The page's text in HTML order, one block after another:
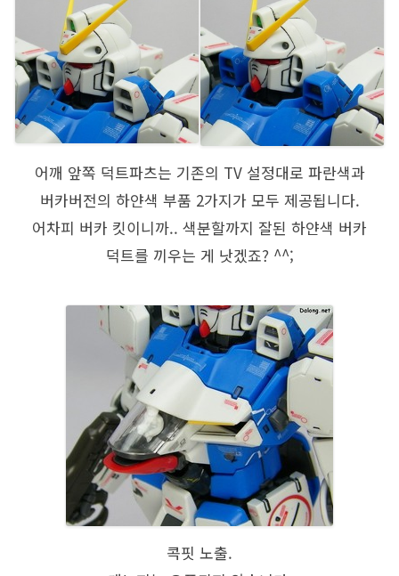
어깨 앞쪽 덕트파츠는 기존의 TV 설정대로 파란색과
버카버전의 하얀색 부품 2가지가 모두 제공됩니다.
어차피 버카 킷이니까.. 색분할까지 잘된 하얀색 버카
덕트를 끼우는 게 낫겠죠? ^^;
콕핏 노출.